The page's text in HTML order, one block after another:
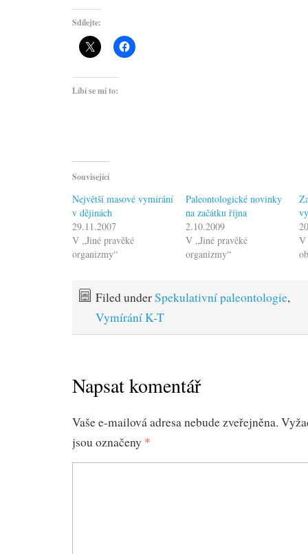
Sdílejte:
Líbí se mi to:
Související
Největší masové vymírání
v dějinách
29.11.2007
V „Jiné pravěké
organizmy“
Paleontologické novinky
na začátku října
2.10.2009
V „Jiné pravěké
organizmy“
V
Filed underSpekulativní paleontologie,
Vymírání K-T
Napsat komentář
Vaše e-mailová adresa nebude zveřejněna.
jsou označeny *